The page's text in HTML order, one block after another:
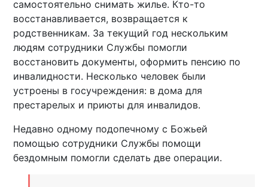
самостоятельно снимать жилье. Кто-то
восстанавливается, возвращается к
родственникам. За текущий год нескольким
людям сотрудники Службы помогли
восстановить документы, оформить пенсию по
инвалидности. Несколько человек были
устроены в госучреждения: в дома для
престарелых и приюты для инвалидов.
Недавно одному подопечному с Божьей
помощью сотрудники Службы помощи
бездомным помогли сделать две операции.